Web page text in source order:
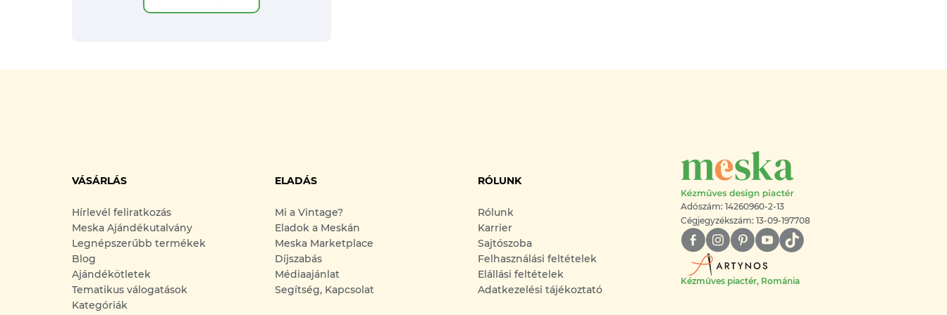
VÁSÁRLÁS
Hírlevél feliratkozás
Meska Ajándékutalvány
Legnépszerűbb termékek
Blog
Ajándékötletek
Tematikus válogatások
Kategóriák
ELADÁS
Mi a Vintage?
Eladok a Meskán
Meska Marketplace
Díjszabás
Médiaajánlat
Segítség, Kapcsolat
RÓLUNK
Rólunk
Karrier
Sajtószoba
Felhasználási feltételek
Elállási feltételek
Adatkezelési tájékoztató
Adószám: 14260960-2-13
Cégjegyzékszám: 13-09-197708
Kézműves piactér, Románia